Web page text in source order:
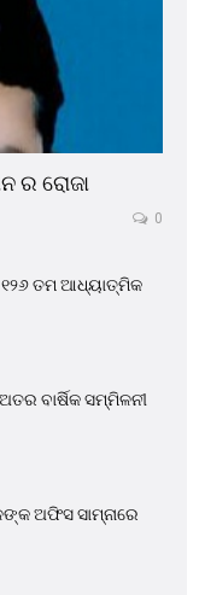
ର ରୋଜା
0
ତମ ଆଧ୍ୟାତ୍ମିକ
ବାର୍ଷିକ ସମ୍ମିଳନୀ
ଅଫିସ ସାମ୍ନାରେ